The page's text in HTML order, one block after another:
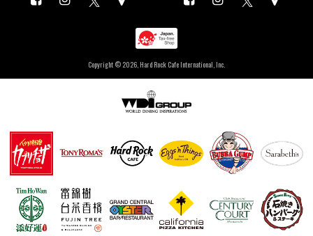
Copyright © 2026, Hard Rock Cafe International, Inc.